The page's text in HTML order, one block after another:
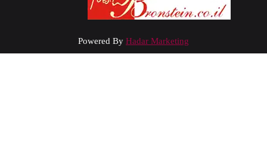
Powered ByHadar Marketing